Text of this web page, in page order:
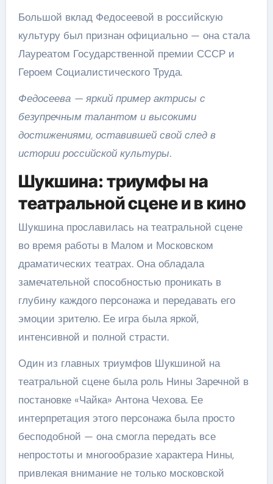
Большой вклад Федосеевой в российскую
культуру был признан официально — она стала
Лауреатом Государственной премии СССР и
Героем Социалистического Труда.
Федосеева — яркий пример актрисы с
безупречным талантом и высокими
достижениями, оставившей свой след в
истории российской культуры.
Шукшина: триумфы на
театральной сцене и в кино
Шукшина прославилась на театральной сцене
во время работы в Малом и Московском
драматических театрах. Она обладала
замечательной способностью проникать в
глубину каждого персонажа и передавать его
эмоции зрителю. Ее игра была яркой,
интенсивной и полной страсти.
Один из главных триумфов Шукшиной на
театральной сцене была роль Нины Заречной в
постановке «Чайка» Антона Чехова. Ее
интерпретация этого персонажа была просто
бесподобной — она смогла передать все
непростоты и многообразие характера Нины,
привлекая внимание не только московской